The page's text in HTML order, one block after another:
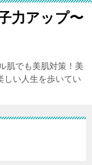
力アップ〜
肌でも美肌対策！美
しい人生を歩いてい